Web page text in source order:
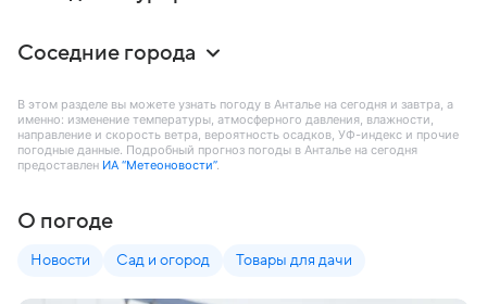
Соседние города
В этом разделе вы можете узнать погоду в Анталье на сегодня и завтра, а
именно: изменение температуры, атмосферного давления, влажности,
направление и скорость ветра, вероятность осадков, УФ-индекс и прочие
погодные данные. Подробный прогноз погоды в Анталье на сегодня
предоставлен ИА “Метеоновости”.
О погоде
Новости Сад и огород Товары для дачи